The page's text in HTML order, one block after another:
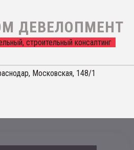
ДЕВЕЛОПМЕНТ
строительный консалтинг
, Московская, 148/1